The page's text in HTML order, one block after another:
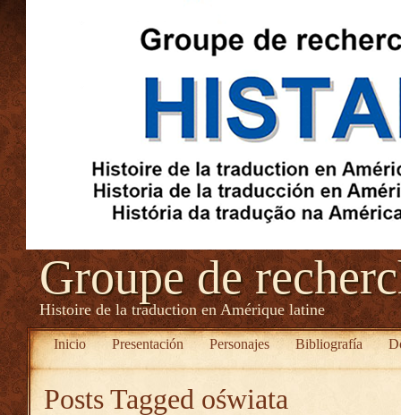
Groupe de
Histoire de la traduction en Amérique latine
Inicio Presentación Personajes Bibliografía
Posts Tagged oświata